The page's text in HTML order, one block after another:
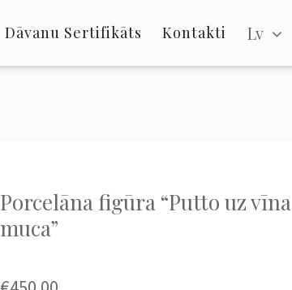
Dāvanu Sertifikāts Kontakti Lv
Porcelāna figūra “Putto uz vīna
muca”